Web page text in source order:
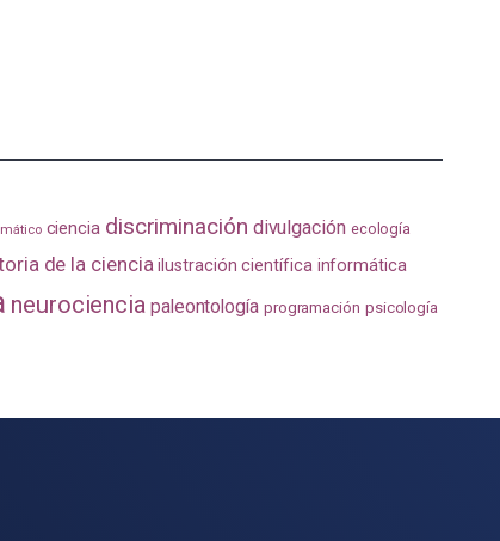
ciencia discriminación divulgación ecología
de la ciencia ilustración científica informática
neurociencia paleontología programación psicología